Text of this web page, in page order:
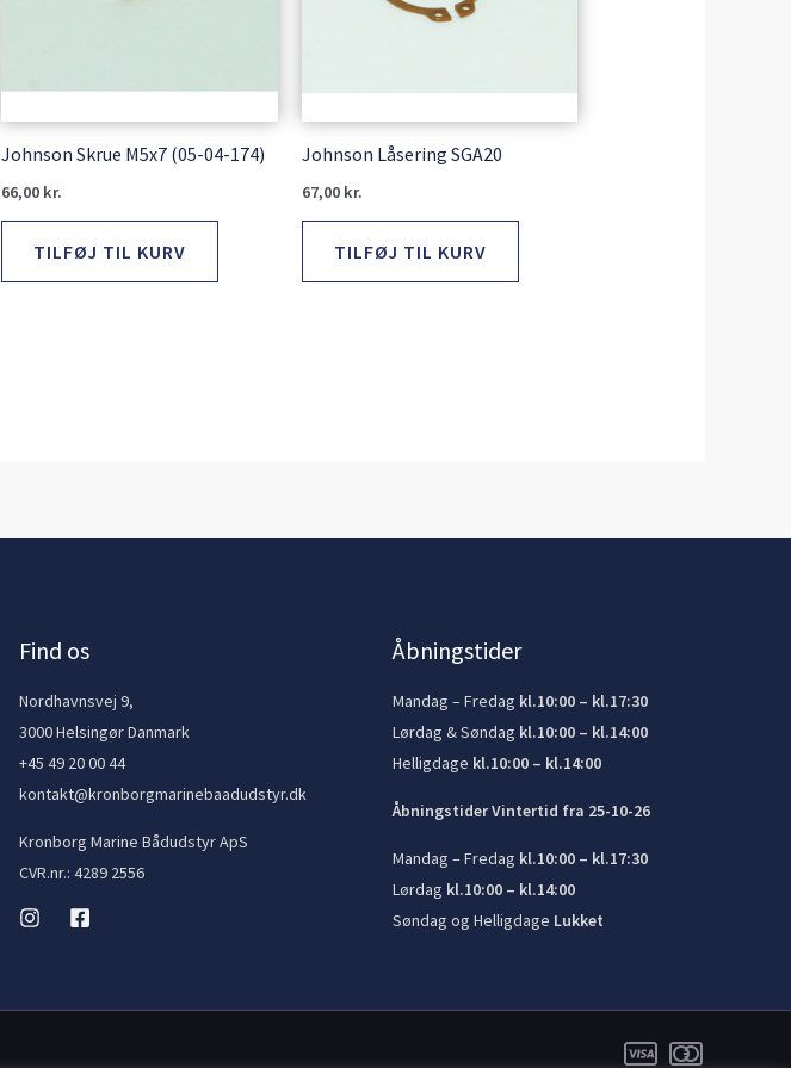
Johnson Skrue M5x7 (05-04-174)
66,00 kr.
TILFØJ TIL KURV
Johnson Låsering SGA20
67,00 kr.
TILFØJ TIL KURV
Find os
Nordhavnsvej 9,
3000 Helsingør Danmark
+45 49 20 00 44
kontakt@kronborgmarinebaadudstyr.dk
Kronborg Marine Bådudstyr ApS
CVR.nr.: 4289 2556
Åbningstider
Mandag – Fredag kl.10:00 – kl.17:30
Lørdag & Søndag kl.10:00 – kl.14:00
Helligdage kl.10:00 – kl.14:00
Åbningstider Vintertid fra 25-10-26
Mandag – Fredag kl.10:00 – kl.17:30
Lørdag kl.10:00 – kl.14:00
Søndag og Helligdage Lukket